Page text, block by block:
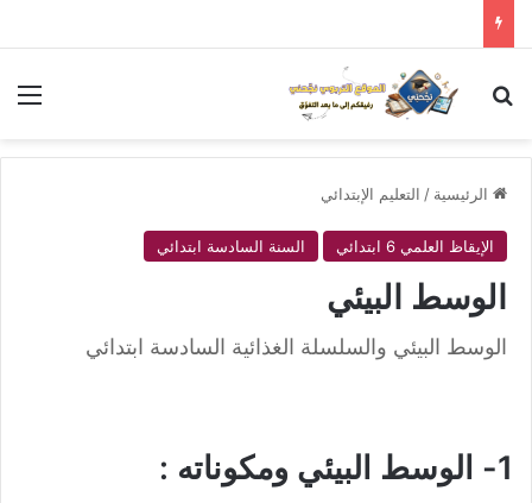
بحث عن
الرئيسية / التعليم الإبتدائي
الإيقاظ العلمي 6 ابتدائي السنة السادسة ابتدائي
الوسط البيئي
الوسط البيئي والسلسلة الغذائية السادسة ابتدائي
1- الوسط البيئي ومكوناته :